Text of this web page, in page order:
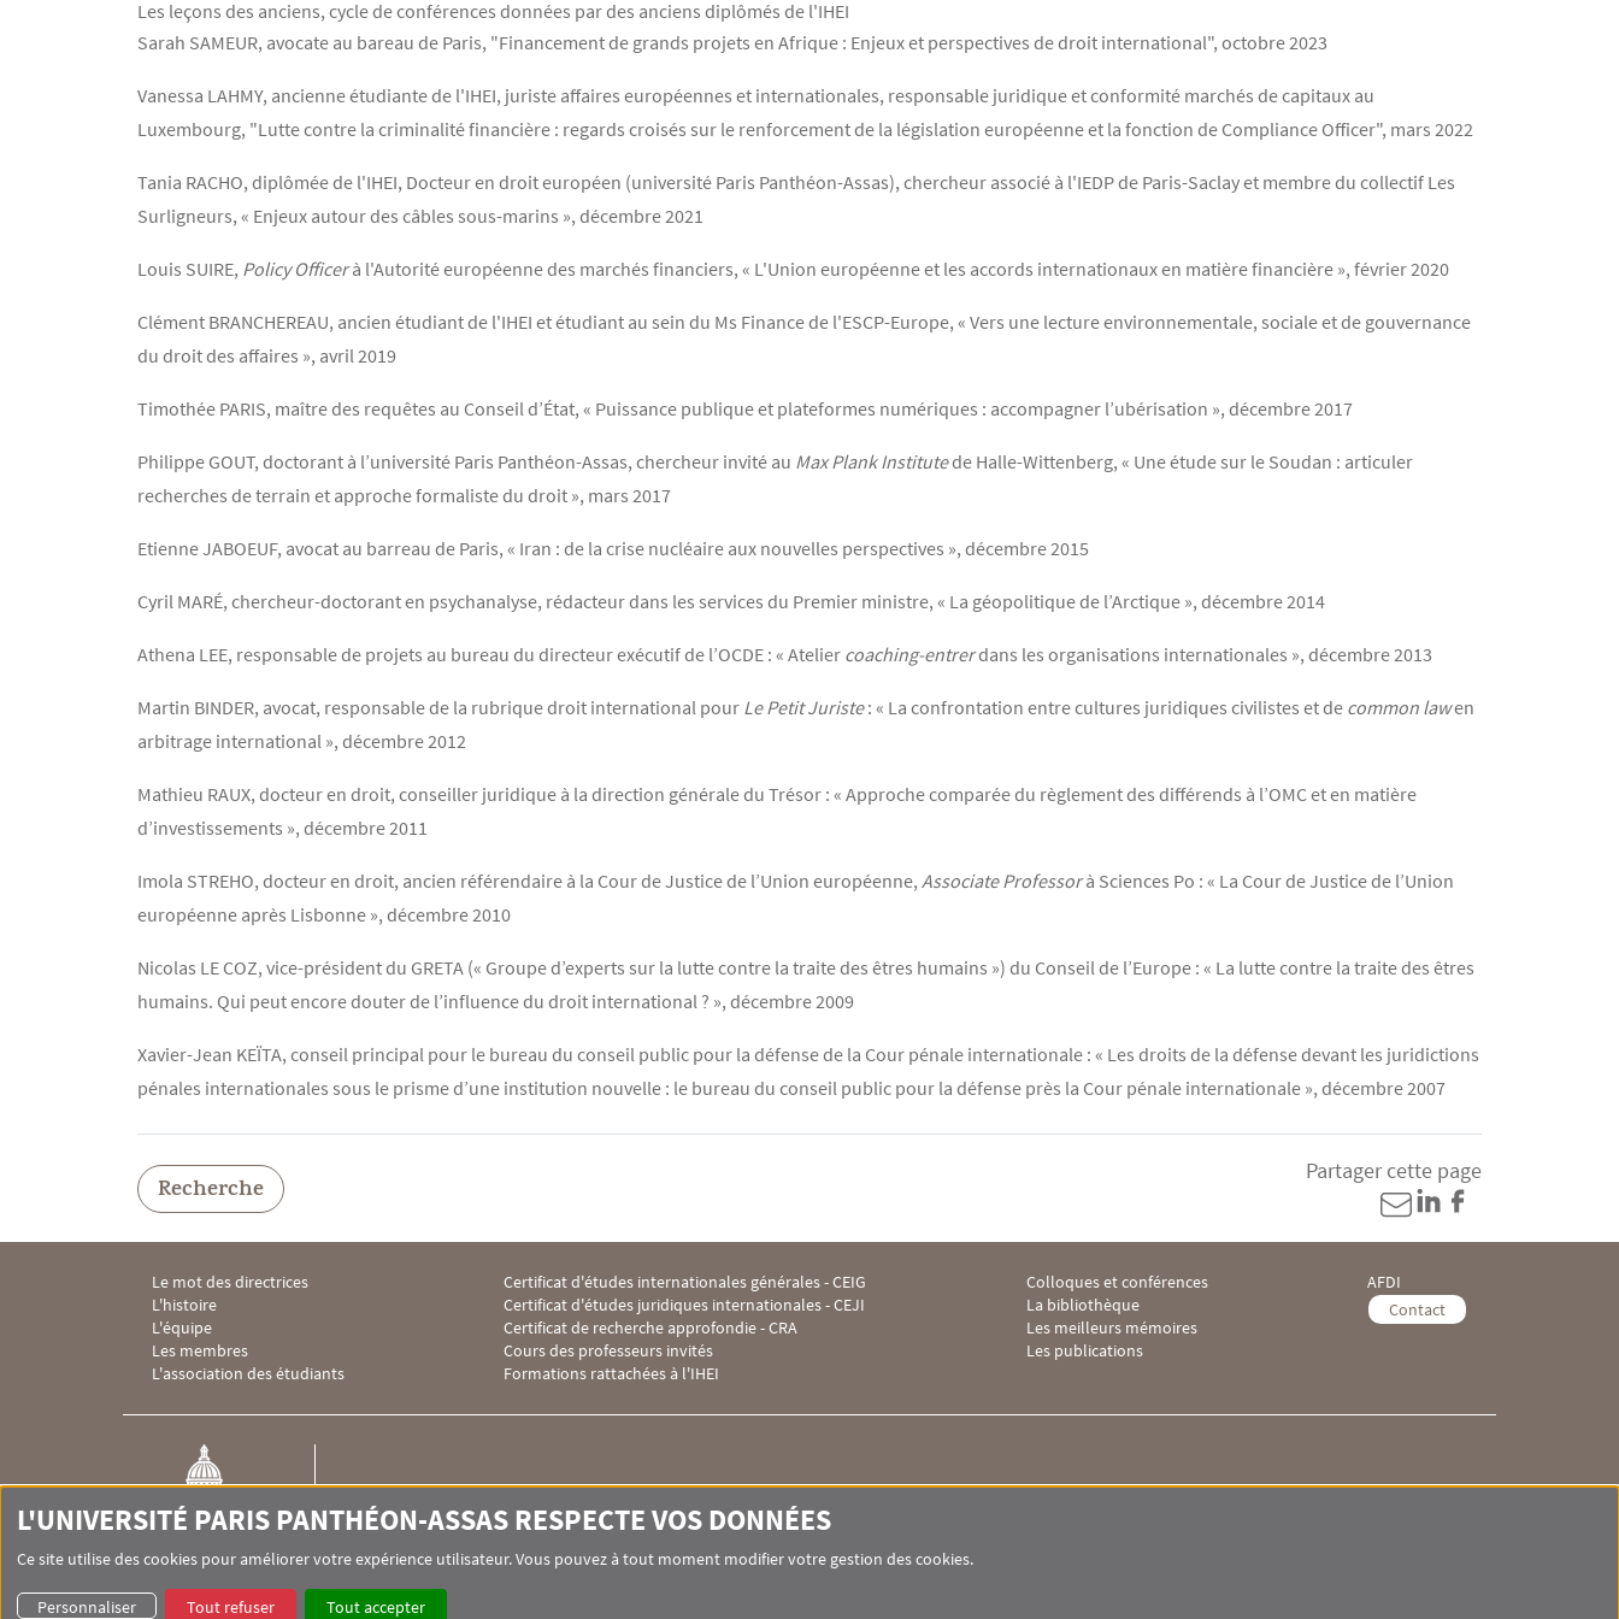
Les leçons des anciens, cycle de conférences données par des anciens diplômés de l'IHEI
Texte
Sarah SAMEUR, avocate au bareau de Paris, "Financement de grands projets en Afrique : Enjeux et perspectives de droit international", octobre 2023
Vanessa LAHMY, ancienne étudiante de l'IHEI, juriste affaires européennes et internationales, responsable juridique et conformité marchés de capitaux au
Luxembourg, "Lutte contre la criminalité financière : regards croisés sur le renforcement de la législation européenne et la fonction de Compliance Officer", mars 2022
Tania RACHO, diplômée de l'IHEI, Docteur en droit européen (université Paris Panthéon-Assas), chercheur associé à l'IEDP de Paris-Saclay et membre du collectif Les
Surligneurs, « Enjeux autour des câbles sous-marins », décembre 2021
Louis SUIRE, Policy Officerà l'Autorité européenne des marchés financiers, « L'Union européenne et les accords internationaux en matière financière », février 2020
Clément BRANCHEREAU, ancien étudiant de l'IHEI et étudiant au sein du Ms Finance de l'ESCP-Europe, « Vers une lecture environnementale, sociale et de gouvernance
du droit des affaires », avril 2019
Timothée PARIS, maître des requêtes au Conseil d’État, « Puissance publique et plateformes numériques : accompagner l’ubérisation », décembre 2017
Philippe GOUT, doctorant à l’université Paris Panthéon-Assas, chercheur invité au Max Plank Institutede Halle-Wittenberg, « Une étude sur le Soudan : articuler
recherches de terrain et approche formaliste du droit », mars 2017
Etienne JABOEUF, avocat au barreau de Paris, « Iran : de la crise nucléaire aux nouvelles perspectives », décembre 2015
Cyril MARÉ, chercheur-doctorant en psychanalyse, rédacteur dans les services du Premier ministre, « La géopolitique de l’Arctique », décembre 2014
Athena LEE, responsable de projets au bureau du directeur exécutif de l’OCDE : « Atelier coaching-entrerdans les organisations internationales », décembre 2013
Martin BINDER, avocat, responsable de la rubrique droit international pour Le Petit Juriste: « La confrontation entre cultures juridiques civilistes et de common lawen
arbitrage international », décembre 2012
Mathieu RAUX, docteur en droit, conseiller juridique à la direction générale du Trésor : « Approche comparée du règlement des différends à l’OMC et en matière
d’investissements », décembre 2011
Imola STREHO, docteur en droit, ancien référendaire à la Cour de Justice de l’Union européenne, Associate Professorà Sciences Po : « La Cour de Justice de l’Union
européenne après Lisbonne », décembre 2010
Nicolas LE COZ, vice-président du GRETA (« Groupe d’experts sur la lutte contre la traite des êtres humains ») du Conseil de l’Europe : « La lutte contre la traite des êtres
humains. Qui peut encore douter de l’influence du droit international ? », décembre 2009
Xavier-Jean KEÏTA, conseil principal pour le bureau du conseil public pour la défense de la Cour pénale internationale : « Les droits de la défense devant les juridictions
pénales internationales sous le prisme d’une institution nouvelle : le bureau du conseil public pour la défense près la Cour pénale internationale », décembre 2007
Recherche
Partager cette page
Menu Footer IHEI 1
Le mot des directrices
L'histoire
L'équipe
Les membres
L'association des étudiants
Menu Footer IHEI 2
Certificat d'études internationales générales - CEIG
Certificat d'études juridiques internationales - CEJI
Certificat de recherche approfondie - CRA
Cours des professeurs invités
Formations rattachées à l'IHEI
Menu Footer IHEI 3
Colloques et conférences
La bibliothèque
Les meilleurs mémoires
Les publications
Menu Footer IHEI 4
AFDI
Contact
Institut des hautes études
internationales
IHEI
Institut des hautes études internationales - IHEI
12 place du Panthéon
75005 PARIS
L'UNIVERSITÉ PARIS PANTHÉON-ASSAS RESPECTE VOS DONNÉES
Ce site utilise des cookies pour améliorer votre expérience utilisateur. Vous pouvez à tout moment modifier votre gestion des cookies.
Personnaliser Tout refuser Tout accepter